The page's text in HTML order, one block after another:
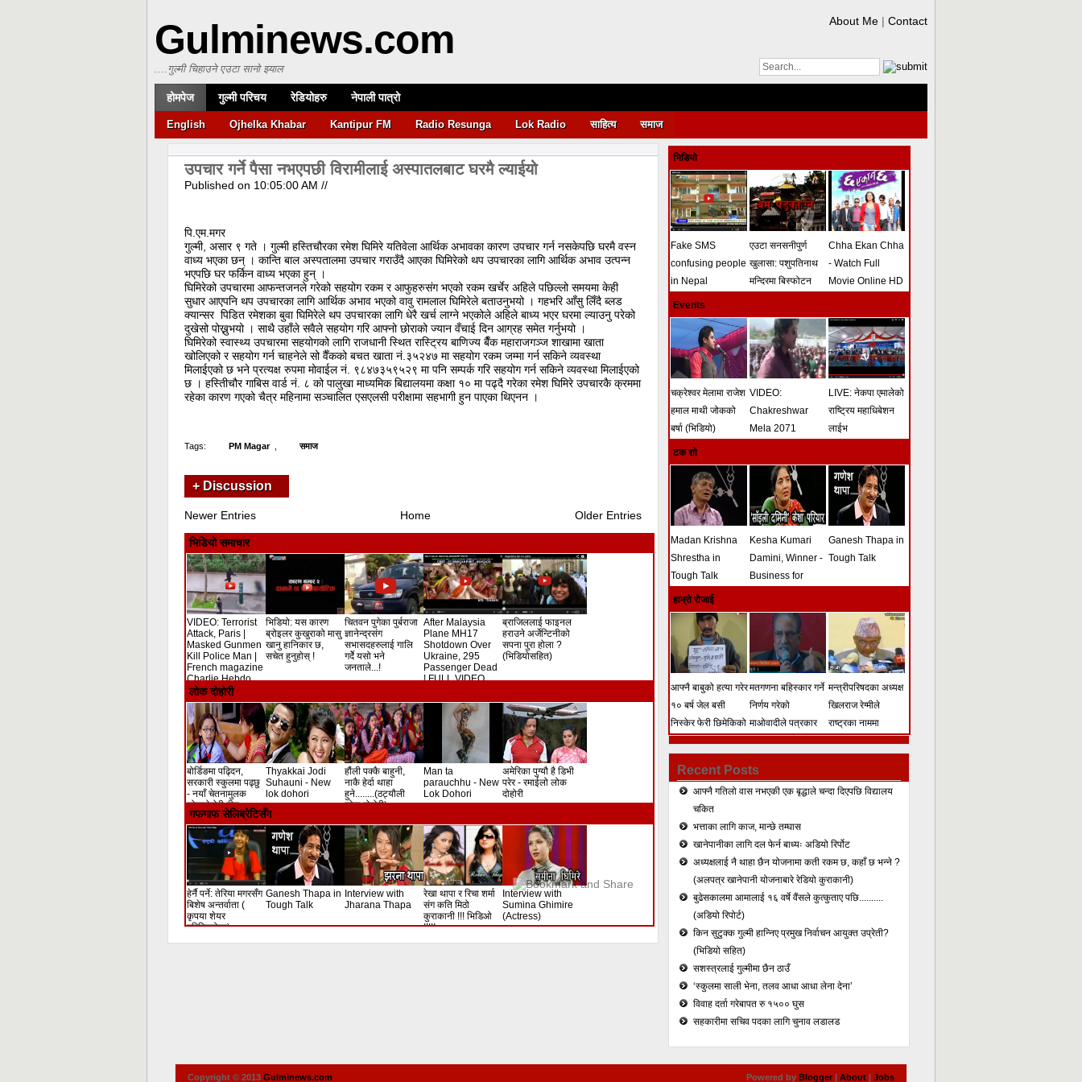
Gulminews.com
....गुल्मी चिहाउने एउटा सानो झ्याल
About Me | Contact
होमपेज गुल्मी परिचय रेडियोहरु नेपाली पात्रो
English Ojhelka Khabar Kantipur FM Radio Resunga Lok Radio साहित्य समाज
उपचार गर्ने पैसा नभएपछी विरामीलाई अस्पातलबाट घरमै ल्याईयो
Published on 10:05:00 AM //
पि.एम.मगर
गुल्मी, असार ९ गते । गुल्मी हस्तिचौरका रमेश घिमिरे यतिवेला आर्थिक अभावका कारण उपचार गर्न नसकेपछि घरमै वस्न
वाध्य भएका छन् । कान्ति बाल अस्पतालमा उपचार गराउँदै आएका घिमिरेको थप उपचारका लागि आर्थिक अभाव उत्पन्न
भएपछि घर फर्किन वाध्य भएका हुन् ।
घिमिरेको उपचारमा आफन्तजनले गरेको सहयोग रकम र आफुहरुसंग भएको रकम खर्चेर अहिले पछिल्लो समयमा केही
सुधार आएपनि थप उपचारका लागि आर्थिक अभाव भएको वावु रामलाल घिमिरेले बताउनुभयो । गहभरि आँसु लिँदै ब्लड
क्यान्सर पिडित रमेशका बुवा घिमिरेले थप उपचारका लागि धेरै खर्च लाग्ने भएकोले अहिले बाध्य भएर घरमा ल्याउनु परेको
दुखेसो पोख्नुभयो । साथै उहाँले सवैले सहयोग गरि आफ्नो छोराको ज्यान वँचाई दिन आग्रह समेत गर्नुभयो ।
घिमिरेको स्वास्थ्य उपचारमा सहयोगको लागि राजधानी स्थित रास्ट्रिय बाणिज्य बैँक महाराजगञ्ज शाखामा खाता
खोलिएको र सहयोग गर्न चाहनेले सो वैँकको बचत खाता नं.३५२४७ मा सहयोग रकम जम्मा गर्न सकिने व्यवस्था
मिलाईएको छ भने प्रत्यक्ष रुपमा मोवाईल नं. ९८४७३५९५२९ मा पनि सम्पर्क गरि सहयोग गर्न सकिने व्यवस्था मिलाईएको
छ । हस्तिीचौर गाबिस वार्ड नं. ८ को पालुखा माध्यमिक बिद्यालयमा कक्षा १० मा पढ्दै गरेका रमेश घिमिरे उपचारकै क्रममा
रहेका कारण गएको चैत्र महिनामा सञ्चालित एसएलसी परीक्षामा सहभागी हुन पाएका थिएनन ।
Tags: PM Magar समाज
+ Discussion
Newer Entries Older Entries
Home
भिडियो समाचार
VIDEO: Terrorist
Attack, Paris |
Masked Gunmen
Kill Police Man |
French magazine
Charlie Hebdo
Shooting
भिडियो: यस कारण
ब्रोइलर कुखुराको मासु
खानु हानिकार छ,
सचेत हुनुहोस् !
चितवन पुगेका पुर्बराजा
ज्ञानेन्द्रसंग
सभासदहरुलाई गालि
गर्देे यसो भने
जनताले...!
After Malaysia
Plane MH17
Shotdown Over
Ukraine, 295
Passenger Dead
! FULL VIDEO
ब्राजिललाई फाइनल
हराउने अर्जेन्टिनीको
सपना पुरा होला ?
(भिडियोसहित)
लोक दोहोरी
बोर्डिङमा पढ्दिन,
सरकारी स्कुलमा पढ्छु
- नयाँ चेतनामुलक
लोकदोहोरी गीत
Thyakkai Jodi
Suhauni - New
lok dohori
हौंली पक्कै बाहुनी,
नाकै हेर्दा थाहा
हुने........(ठट्यौली
लोक दोहोरी)
Man ta
parauchhu - New
Lok Dohori
अमेरिका पुग्यौ है डिभी
परेर - रमाईलो लोक
दोहोरी
गफगाफ सेलिब्रेटिसँग
हेर्नै पर्ने: तेरिया मगरसँग
बिशेष अन्तर्वाता (
कृपया शेयर
गरिदिनुहोला)
Ganesh Thapa in
Tough Talk
Interview with
Jharana Thapa
रेखा थापा र रिचा शर्मा
संग कति मिठो
कुराकानी !!! भिडिओ
!!!!!
Interview with
Sumina Ghimire
(Actress)
भिडियो
Fake SMS
confusing people
in Nepal
एउटा सनसनीपुर्ण
खुलासा: पशुपतिनाथ
मन्दिरमा बिस्फोटन
(भिडियो)
Chha Ekan Chha
- Watch Full
Movie Online HD
Events
चक्रेश्वर मेलामा राजेश
हमाल माथी जोकको
बर्षा (भिडियो)
VIDEO:
Chakreshwar
Mela 2071
LIVE: नेकपा एमालेको
राष्ट्रिय महाधिबेशन
लाईभ
टक शो
Madan Krishna
Shrestha in
Tough Talk
Kesha Kumari
Damini, Winner -
Business for
Tough Talk
Ganesh Thapa in
Tough Talk
हाम्रो रोजाई
आफ्नै बाबुको हत्या गरेर
१० बर्ष जेल बसी
निस्केर फेरी छिमेकिको
मतगणना बहिस्कार गर्ने
निर्णय गरेको
माओवादीले पत्रकार
मन्त्रीपरिषदका अध्यक्ष
खिलराज रेग्मीले
राष्ट्रका नाममा
Recent Posts
आफ्नै गतिलो वास नभएकी एक बृद्धाले चन्दा दिएपछि विद्यालय
चकित
भत्ताका लागि काज, मान्छे तम्घास
खानेपानीका लागि दल फेर्न बाध्यः अडियो रिर्पोट
अध्यक्षलाई नै थाहा छैन योजनामा कती रकम छ, कहाँ छ भन्ने ?
(अलपत्र खानेपानी योजनाबारे रेडियो कुराकानी)
बुढेसकालमा आमालाई १६ वर्षे वैंसले कुत्कुताए पछि..........
(अडियो रिपोर्ट)
किन सुटुक्क गुल्मी हान्निए प्रमुख निर्वाचन आयुक्त उप्रेती?
(भिडियो सहित)
सशस्त्रलाई गुल्मीमा छैन ठाउँ
‘स्कुलमा साली भेना, तलव आधा आधा लेना देना’
विवाह दर्ता गरेबापत रु १५०० घुस
सहकारीमा सचिव पदका लागि चुनाव लडालड
Copyright © 2013 Gulminews.com Powered by Blogger | About | Jobs